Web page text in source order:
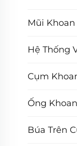
Mũi Khoan
Hệ Thống
Cụm
Ống
Búa Trên